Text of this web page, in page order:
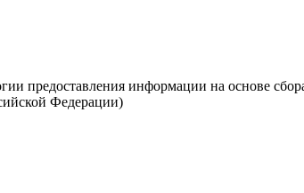
предоставления информации на основе
Федерации)